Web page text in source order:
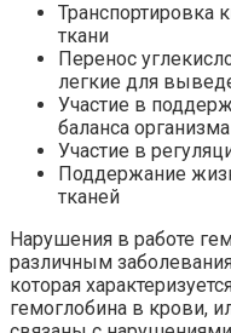
Транспортировка
ткани
Перенос
легкие для
Участие в
баланса организма
Участие в
Поддержание
тканей
Нарушения в работе
различным
которая
гемоглобина в крови,